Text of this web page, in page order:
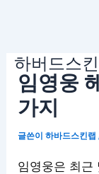
하버드스
임영웅
가지
글쓴이하바드스킨랩
임영웅은 최근